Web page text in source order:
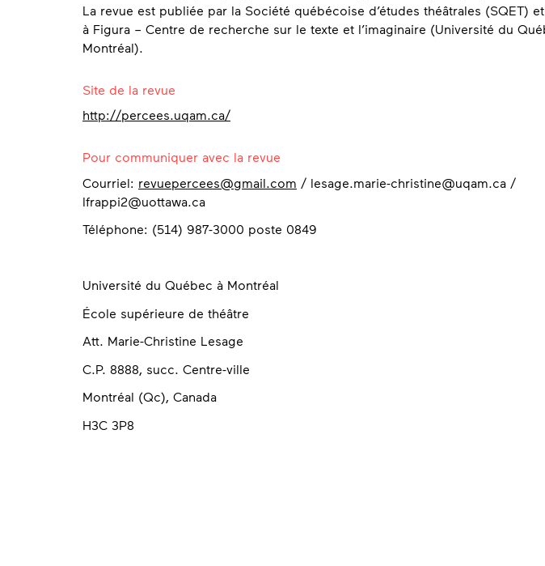
La revue est publiée par la Société québécoise d’études théâtrales (SQET)
à Figura – Centre de recherche sur le texte et l’imaginaire (Université du
Montréal).
Contact
Site de la revue
http://percees.uqam.ca/
Pour communiquer avec la revue
Courriel: revuepercees@gmail.com / lesage.marie-christine@uqam.ca /
lfrappi2@uottawa.ca
Téléphone: (514) 987-3000 poste 0849
Université du Québec à Montréal
École supérieure de théâtre
Att. Marie-Christine Lesage
C.P. 8888, succ. Centre-ville
Montréal (Qc),
H3C 3P8